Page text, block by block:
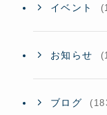
イベント
お知らせ
ブログ